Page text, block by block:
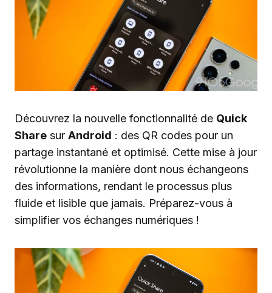
Découvrez la nouvelle fonctionnalité de Quick
Share sur Android : des QR codes pour un
partage instantané et optimisé. Cette mise à jour
révolutionne la manière dont nous échangeons
des informations, rendant le processus plus
fluide et lisible que jamais. Préparez-vous à
simplifier vos échanges numériques !